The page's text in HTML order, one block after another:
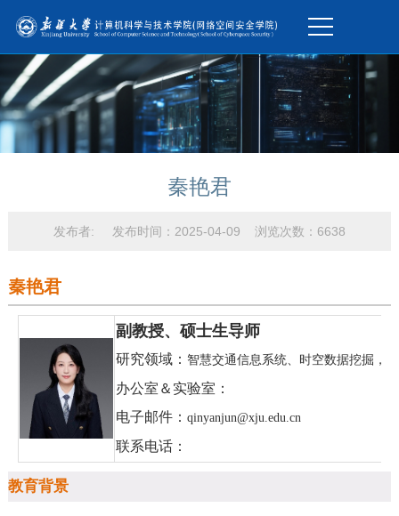
秦艳君
发布者: 发布时间：2025-04-09 浏览次数： 6638
秦艳君
副教授、硕士生导师
研究领域： 智慧交通信息系统、时空数据挖掘，
办公室＆实验室：
电子邮件： qinyanjun@xju.edu.cn
联系电话：
教育背景